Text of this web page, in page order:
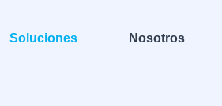
Soluciones Nosotros